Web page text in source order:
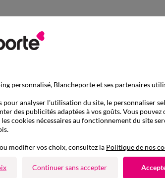
idées de Soutien-gorge avec armatures
personnalisé, Blancheporte et ses partenaires
pour analyser l'utilisation du site, le personnaliser
des publicités adaptées à vos goûts. Vous pouvez
les cookies nécessaires au fonctionnement du site
modifier vos choix, consultez la Politique de nos
Continuer sans accepter